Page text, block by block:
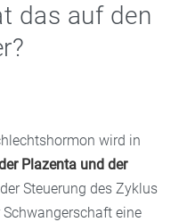
das auf den
wird in
Plazenta und der
Steuerung des Zyklus
eine